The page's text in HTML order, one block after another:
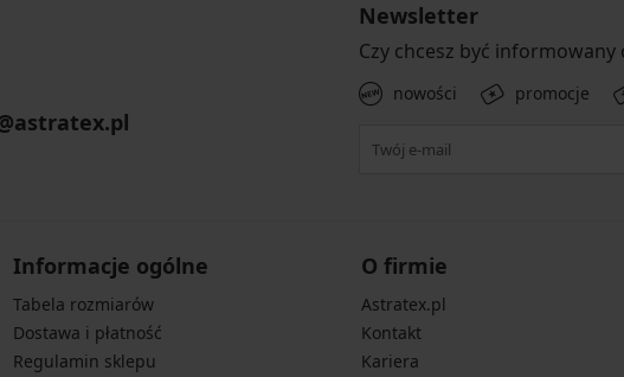
Newsletter
Czy chcesz być informowany
nowości promocje
Informacje ogólne
Tabela rozmiarów
Dostawa i płatność
Regulamin sklepu
O firmie
Astratex.pl
Kontakt
Kariera